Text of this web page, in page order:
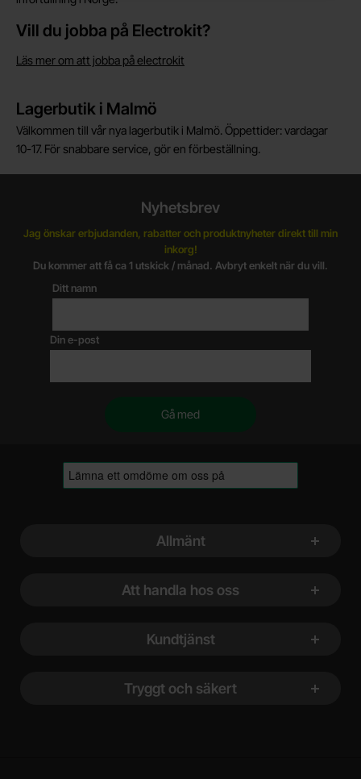
Vill du jobba på Electrokit?
Läs mer om att jobba på electrokit
Lagerbutik i Malmö
Välkommen till vår nya lagerbutik i Malmö. Öppettider: vardagar
10-17. För snabbare service, gör en förbeställning.
Nyhetsbrev
Jag önskar erbjudanden, rabatter och produktnyheter direkt till min
inkorg!
Du kommer att få ca 1 utskick / månad. Avbryt enkelt när du vill.
Ditt namn
Din e-post
Allmänt
Att handla hos oss
Kundtjänst
Tryggt och säkert